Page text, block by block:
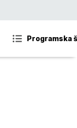
Programska